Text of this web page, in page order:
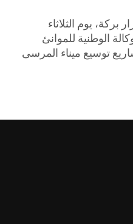
بركة، يوم الثلاثاء
الوطنية للموانئ
توسيع ميناء المرسى